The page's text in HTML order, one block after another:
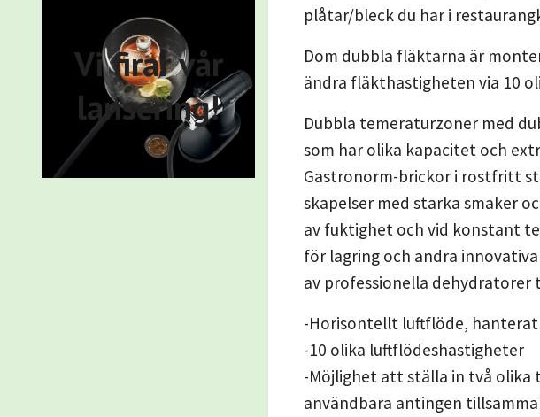
Vi firar vår
lansering!
plåtar/bleck du har i
Dom dubbla fläktarna är
ändra fläkthastigheten via 10
Dubbla temeraturzoner med
som har olika kapacitet och
Gastronorm-brickor i rostfritt
skapelser med starka smaker
av fuktighet och vid konstant
för lagring och andra
av professionella dehydratorer
-Horisontellt luftflöde,
-10 olika luftflödeshastigheter
-Möjlighet att ställa in två olika
användbara antingen